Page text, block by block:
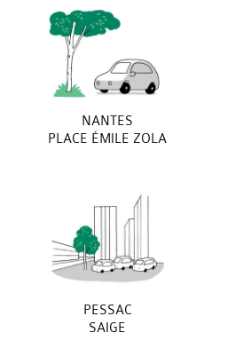
NANTES
PLACE ÉMILE ZOLA
PESSAC
SAIGE